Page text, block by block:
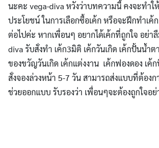
นะคะ vega-diva หวังว่าบทความนี้ คงจะทำใ
ประโยชน์ ในการเลือกซื้อเค้ก หรือจะฝึกทำเค้
ต่อไปค่ะ หากเพื่อนๆ อยากได้เค้กที่ถูกใจ อย่า
diva รับสั่งทำ เค้ก3มิติ เค้กวันเกิด เค้กปั้นน้ำต
ของขวัญวันเกิด เค้กแต่งงาน เค้กฟองดอง เค้
สั่งจองล่วงหน้า 5-7 วัน สามารถส่งแบบที่ต้องก
ช่วยออกแบบ รับรองว่า เพื่อนๆจะต้องถูกใจอ